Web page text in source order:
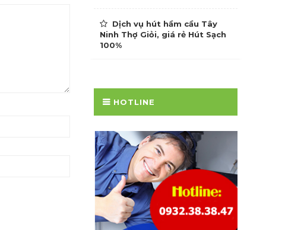
Dịch vụ hút hầm cầu Tây
Ninh Thợ Giỏi, giá rẻ Hút Sạch
100%
HOTLINE